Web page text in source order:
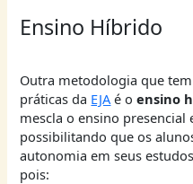
Ensino Híbrido
Outra metodologia que
práticas da EJA é oensino
mescla o ensino presencial
possibilitando que os
autonomia em seus
pois: